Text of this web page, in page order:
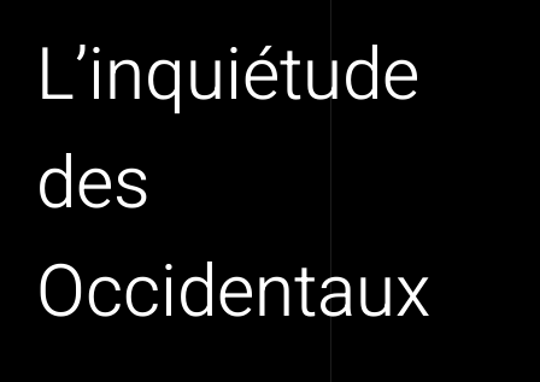
L’inquiétude
des
Occidentaux